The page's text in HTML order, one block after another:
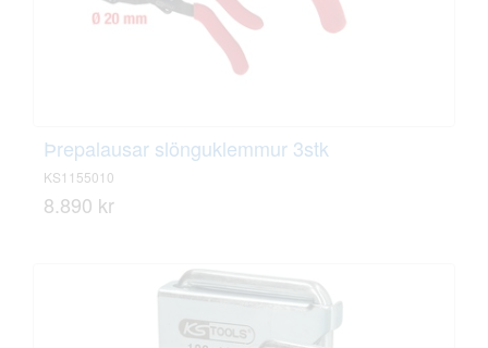
Þrepalausar slönguklemmur 3stk
KS1155010
8.890 kr